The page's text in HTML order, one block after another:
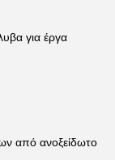
για έργα
από ανοξείδωτο